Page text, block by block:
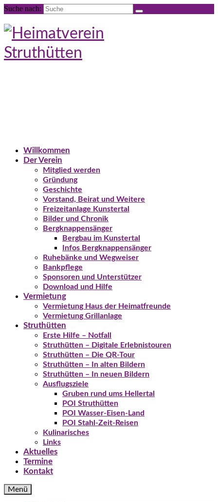
Suche nach:
Willkommen
Der Verein
Mitglied werden
Gründung
Geschichte
Vorstand, Beirat und Weitere
Freizeitanlage Kunstertal
Bilder und Chronik
Bergknappensänger
Bergbau im Kunstertal
Infos Bergknappensänger
Ruhebänke und Wegweiser
Bankpflege
Sponsoren und Unterstützer
Download und Hilfe
Vermietung
Vermietung Haus der Heimatfreunde
Vermietung Grillanlage
Struthütten
Erste Hilfe – Notfall
Struthütten – Digitale Erlebnistouren
Struthütten – Die QR-Tour
Struthütten – In alten Bildern
Struthütten – In neuen Bildern
Ausflugsziele
Gruben rund ums Hellertal
POI Struthütten
POI Wasser-Eisen-Land
POI Stahl-Zeit-Reisen
Kulinarisches
Links
Aktuelles
Termine
Kontakt
Menü